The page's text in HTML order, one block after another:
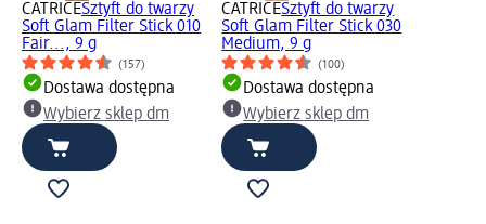
CATRICESztyft do twarzy
Soft Glam Filter Stick 010
Fair..., 9 g
(157)
Dostawa dostępna
Wybierz sklep dm
CATRICESztyft do twarzy
Soft Glam Filter Stick 030
Medium, 9 g
(100)
Dostawa dostępna
Wybierz sklep dm